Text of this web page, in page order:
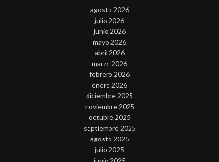
agosto 2026
julio 2026
junio 2026
mayo 2026
abril 2026
marzo 2026
febrero 2026
enero 2026
diciembre 2025
noviembre 2025
octubre 2025
septiembre 2025
agosto 2025
julio 2025
junio 2025